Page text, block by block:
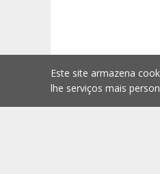
Este site armazena
lhe serviços mais